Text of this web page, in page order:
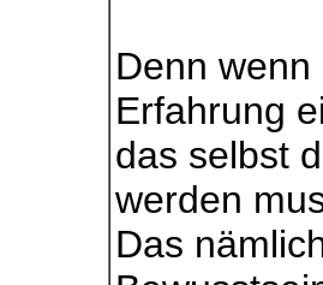
Denn
Erfahrung
das selbst
werden
Das